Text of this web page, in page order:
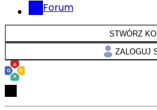
Forum
STWÓRZ
ZALOGUJ